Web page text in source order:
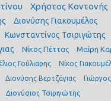
Χρήστος Κοντονής
Διονύσης Γιακουμέλος
Κωνσταντίνος Τσιριγώτης
Νίκος Πέττας Μαίρη
Γούλιαρης
Νίκος
Διονύσης Βερτζάγιας
Διονύσιος Τσιριγώτης